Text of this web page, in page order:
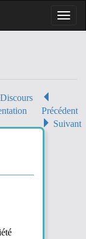
Précédent
Suivant
Discours